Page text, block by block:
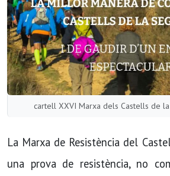
cartell XXVI Marxa dels Castells de
La Marxa de Resistència del
una prova de resistència, no